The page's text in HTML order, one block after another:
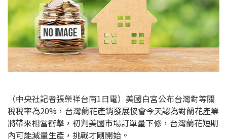
（中央社記者張榮祥台南1日電）美國白宮公布台灣對等關
稅稅率為20%，台灣蘭花產銷發展協會今天認為對蘭花產業
將帶來相當衝擊，初判美國市場訂單量下修，台灣蘭花短期
內可能減量生產，挑戰才剛開始。